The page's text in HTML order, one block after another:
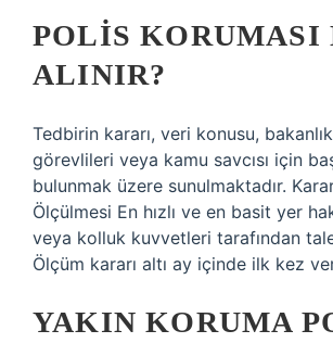
POLIS KORUMASI
ALINIR?
Tedbirin kararı, veri konusu,
görevlileri veya kamu savcısı için
bulunmak üzere sunulmaktadır.
Ölçülmesi En hızlı ve en basit yer
veya kolluk kuvvetleri tarafından
Ölçüm kararı altı ay içinde ilk kez
YAKIN KORUMA